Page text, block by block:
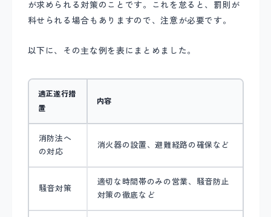
が求められる対策のことです。これを怠ると、罰則が
科せられる場合もありますので、注意が必要です。
以下に、その主な例を表にまとめました。
適正遂行措
置
内容
消防法へ
の対応
消火器の設置、避難経路の確保など
騒音対策
適切な時間帯のみの営業、騒音防止
対策の徹底など